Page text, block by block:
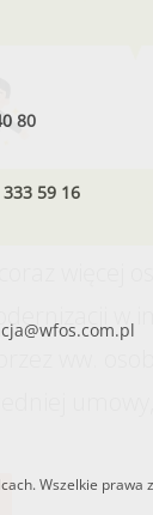
w
ww.
umowy,
80
59 16
Wszelkie prawa